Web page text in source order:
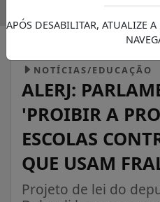
NOTÍCIAS/EDUCAÇÃO
ALERJ:
'PROIBIR A
ESCOLAS
QUE USAM
Projeto de lei do
APÓS DESABILITAR, ATUALIZE